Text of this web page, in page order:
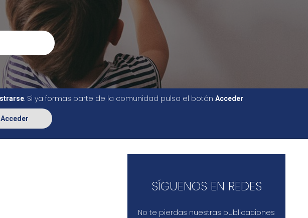
. Si ya formas parte de la comunidad pulsa el botón Acceder
Acceder
SÍGUENOS EN REDES
No te pierdas nuestras publicaciones